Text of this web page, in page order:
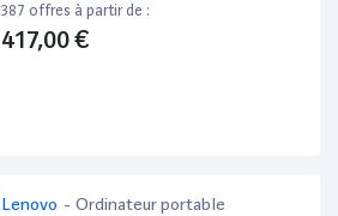
387 offres à partir de :
417,00 €
Lenovo - Ordinateur portable